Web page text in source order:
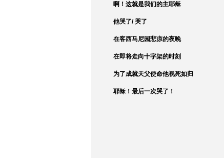
啊！这就是我们的主耶稣
他哭了/ 哭了
在客西马尼园悲凉的夜晚
在即将走向十字架的时刻
为了成就天父使命他视死如归
耶稣！最后一次哭了！